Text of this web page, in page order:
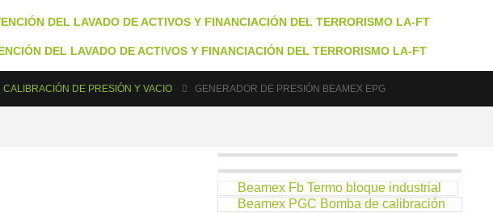
DEL LAVADO DE ACTIVOS Y FINANCIACIÓN DEL TERRORISMO LA-FT
DEL LAVADO DE ACTIVOS Y FINANCIACIÓN DEL TERRORISMO LA-FT
CALIBRACIÓN DE PRESIÓN Y VACIO GENERADOR DE PRESIÓN BEAMEX EPG
Beamex Fb Termo bloque industrial
Beamex PGC Bomba de calibración